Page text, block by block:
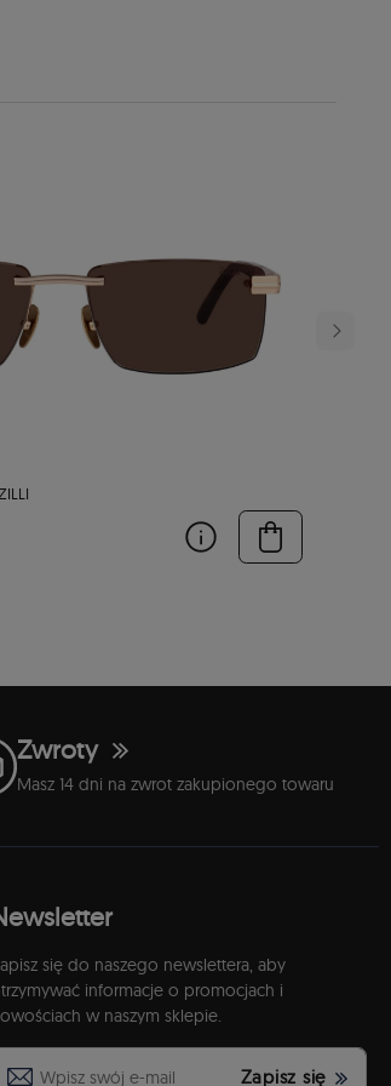
Zwroty
Masz 14 dni na zwrot zakupionego towaru
się do naszego newslettera, aby
informacje o promocjach i
w naszym sklepie.